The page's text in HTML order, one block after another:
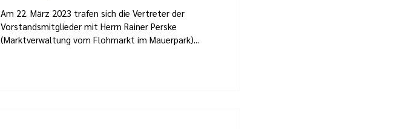
Am 22. März 2023 trafen sich die Vertreter der
Vorstandsmitglieder mit Herrn Rainer Perske
(Marktverwaltung vom Flohmarkt im Mauerpark)...